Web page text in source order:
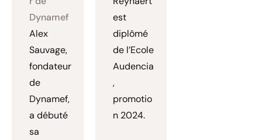
Dynamef
Alex
Sauvage,
fondateur
de
Dynamef,
a débuté
sa
est
diplômé
de l’Ecole
Audencia
,
promotio
n 2024.